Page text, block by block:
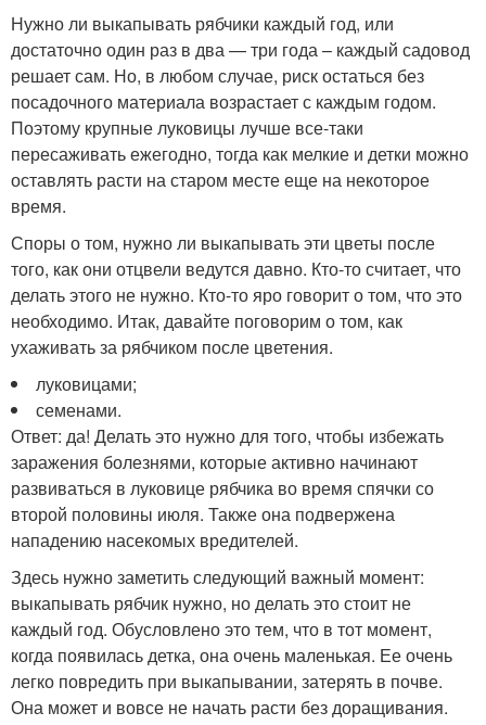
Нужно ли выкапывать рябчики каждый год, или
достаточно один раз в два — три года – каждый садовод
решает сам. Но, в любом случае, риск остаться без
посадочного материала возрастает с каждым годом.
Поэтому крупные луковицы лучше все-таки
пересаживать ежегодно, тогда как мелкие и детки можно
оставлять расти на старом месте еще на некоторое
время.
Споры о том, нужно ли выкапывать эти цветы после
того, как они отцвели ведутся давно. Кто-то считает, что
делать этого не нужно. Кто-то яро говорит о том, что это
необходимо. Итак, давайте поговорим о том, как
ухаживать за рябчиком после цветения.
луковицами;
семенами.
Ответ: да! Делать это нужно для того, чтобы избежать
заражения болезнями, которые активно начинают
развиваться в луковице рябчика во время спячки со
второй половины июля. Также она подвержена
нападению насекомых вредителей.
Здесь нужно заметить следующий важный момент:
выкапывать рябчик нужно, но делать это стоит не
каждый год. Обусловлено это тем, что в тот момент,
когда появилась детка, она очень маленькая. Ее очень
легко повредить при выкапывании, затерять в почве.
Она может и вовсе не начать расти без доращивания.